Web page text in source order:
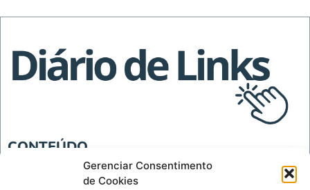
Gerenciar Consentimento
de Cookies
CONTEÚDO